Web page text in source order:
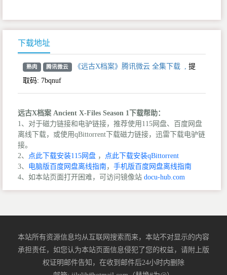
下载地址
熟肉 腾讯微云 《远古X档案》腾讯微云 全集下载 , 提
取码: 7bqnuf
远古X档案 Ancient X-Files Season 1下载帮助：
1、对于磁力链接和电驴链接，推荐使用115网盘、百度网盘
离线下载，或使用qBittorrent下载磁力链接，迅雷下载电驴链
接。
2、 点此下载安装115网盘 ， 点此下载安装qBittorrent
3、 电脑版百度网盘离线指南， 手机版百度网盘离线指南
4、如本站页面打开困难，可访问镜像站 docu-hub.com
本站所有资源信息均从互联网搜索而来，本站不对显示的内容
承担责任，如您认为本站页面信息侵犯了您的权益，请附上版
权证明邮件告知，在收到邮件后24小时内删除